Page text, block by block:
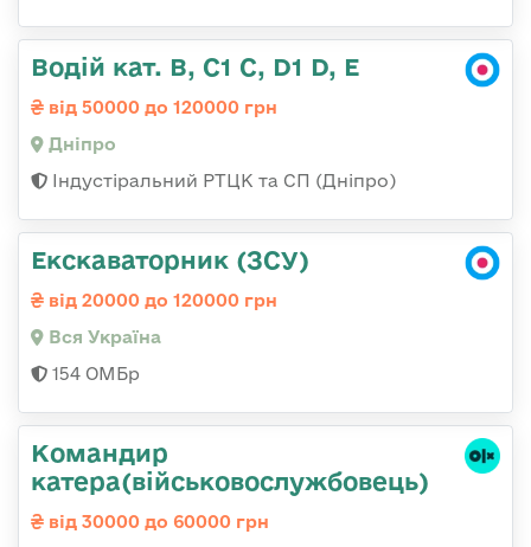
Водій кат. В, С1 С, D1 D, E
від 50000 до 120000 грн
Дніпро
Індустіральний РТЦК та СП (Дніпро)
Екскаваторник (ЗСУ)
від 20000 до 120000 грн
Вся Україна
154 ОМБр
Командир
катера(військовослужбовець)
від 30000 до 60000 грн